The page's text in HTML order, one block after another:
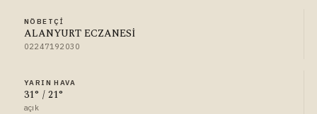
NÖBETÇI
ALANYURT ECZANESİ
02247192030
YARIN HAVA
31° / 21°
açık